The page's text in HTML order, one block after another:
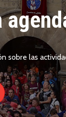
sobre las